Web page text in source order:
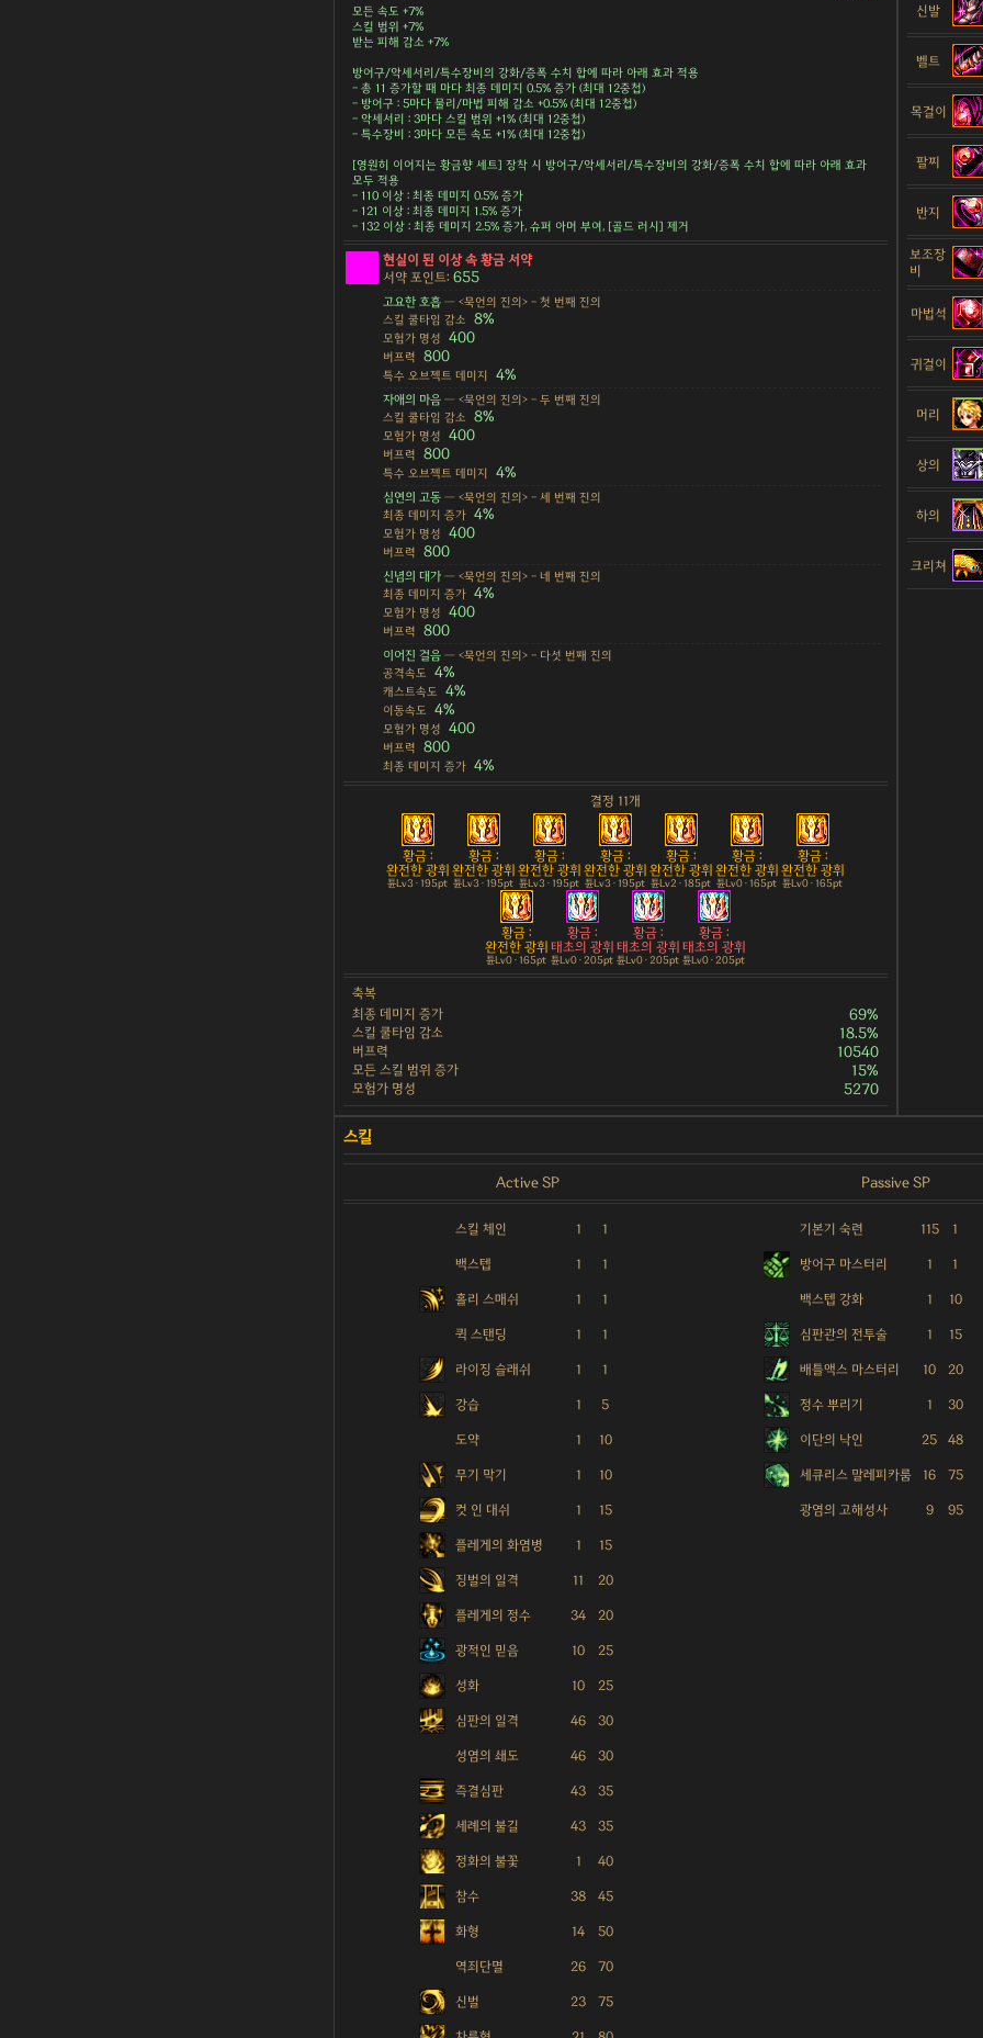
모든 속도 +7%
스킬 범위 +7%
받는 피해 감소 +7%
방어구/악세서리/특수장비의 강화/증폭 수치 합에 따라 아래 효과 적용
- 총 11 증가할 때 마다 최종 데미지 0.5% 증가 (최대 12중첩)
- 방어구 : 5마다 물리/마법 피해 감소 +0.5% (최대 12중첩)
- 악세서리 : 3마다 스킬 범위 +1% (최대 12중첩)
- 특수장비 : 3마다 모든 속도 +1% (최대 12중첩)
[영원히 이어지는 황금향 세트] 장착 시 방어구/악세서리/특수장비의 강화/증폭 수치 합에 따라 아래 효과
모두 적용
- 110 이상 : 최종 데미지 0.5% 증가
- 121 이상 : 최종 데미지 1.5% 증가
- 132 이상 : 최종 데미지 2.5% 증가, 슈퍼 아머 부여, [골드 러시] 제거
현실이 된 이상 속 황금 서약
서약 포인트: 655
고요한 호흡 — <묵언의 진의> - 첫 번째 진의
스킬 쿨타임 감소 8%
모험가 명성 400
버프력 800
특수 오브젝트 데미지 4%
자애의 마음 — <묵언의 진의> - 두 번째 진의
스킬 쿨타임 감소 8%
모험가 명성 400
버프력 800
특수 오브젝트 데미지 4%
심연의 고동 — <묵언의 진의> - 세 번째 진의
최종 데미지 증가 4%
모험가 명성 400
버프력 800
신념의 대가 — <묵언의 진의> - 네 번째 진의
최종 데미지 증가 4%
모험가 명성 400
버프력 800
이어진 걸음 — <묵언의 진의> - 다섯 번째 진의
공격속도 4%
캐스트속도 4%
이동속도 4%
모험가 명성 400
버프력 800
최종 데미지 증가 4%
결정 11개
황금 :
완전한 광휘
튠Lv3 · 195pt
황금 :
완전한 광휘
튠Lv3 · 195pt
황금 :
완전한 광휘
튠Lv3 · 195pt
황금 :
완전한 광휘
튠Lv3 · 195pt
황금 :
완전한 광휘
튠Lv2 · 185pt
황금 :
완전한 광휘
튠Lv0 · 165pt
황금 :
완전한 광휘
튠Lv0 · 165pt
황금 :
완전한 광휘
튠Lv0 · 165pt
황금 :
태초의 광휘
튠Lv0 · 205pt
황금 :
태초의 광휘
튠Lv0 · 205pt
황금 :
태초의 광휘
튠Lv0 · 205pt
축복
최종 데미지 증가
69%
스킬 쿨타임 감소 18.5%
버프력 10540
모든 스킬 범위 증가 15%
모험가 명성 5270
신발
벨트
목걸이
팔찌
반지
보조장
비
마법석
귀걸이
머리
상의
하의
크리쳐
Active SP Passive SP
스킬 체인 1 1
백스텝 1 1
홀리 스매쉬 1 1
퀵 스탠딩 1 1
라이징 슬래쉬 1 1
강습 1 5
도약 1 10
무기 막기 1 10
컷 인 대쉬 1 15
플레게의 화염병 1 15
징벌의 일격 11 20
플레게의 정수 34 20
광적인 믿음 10 25
성화 10 25
심판의 일격 46 30
성염의 쇄도 46 30
즉결심판 43 35
세례의 불길 43 35
정화의 불꽃 1 40
참수 38 45
화형 14 50
역죄단멸 26 70
신벌 23 75
기본기 숙련 115 1
방어구 마스터리 1 1
백스텝 강화 1 10
심판관의 전투술 1 15
배틀액스 마스터리 10 20
정수 뿌리기 1 30
이단의 낙인 25 48
세큐리스 말레피카룸 16 75
광염의 고해성사 9 95